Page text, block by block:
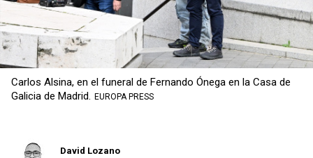
Carlos Alsina, en el funeral de Fernando Ónega en la Casa de
Galicia de Madrid. EUROPA PRESS
David Lozano